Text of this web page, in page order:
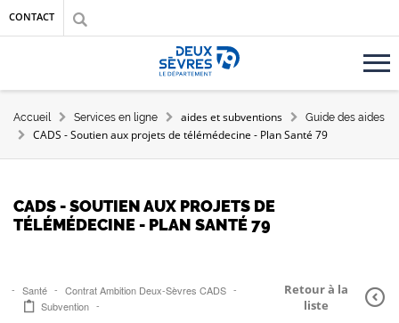
Aller au contenu principal
Aller au menu
Aller à la recherche
CONTACT
Accueil département des Deux-Sèvres
FIL D'ARIANE
Accueil Services en ligne aides et subventions Guide des aides
CADS - Soutien aux projets de télémédecine - Plan Santé 79
CADS - SOUTIEN AUX PROJETS DE
TÉLÉMÉDECINE - PLAN SANTÉ 79
Santé
Contrat Ambition Deux-Sèvres CADS
Subvention
Retour à la
liste